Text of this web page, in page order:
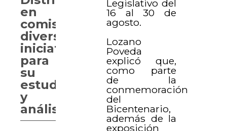
Legislativo del
16 al 30 de
agosto.
Lozano
Poveda
explicó que,
como parte
de la
conmemoración
del
Bicentenario,
además de la
exposición
en
comisiones
diversas
iniciativas
para
su
estudio
y
análisis